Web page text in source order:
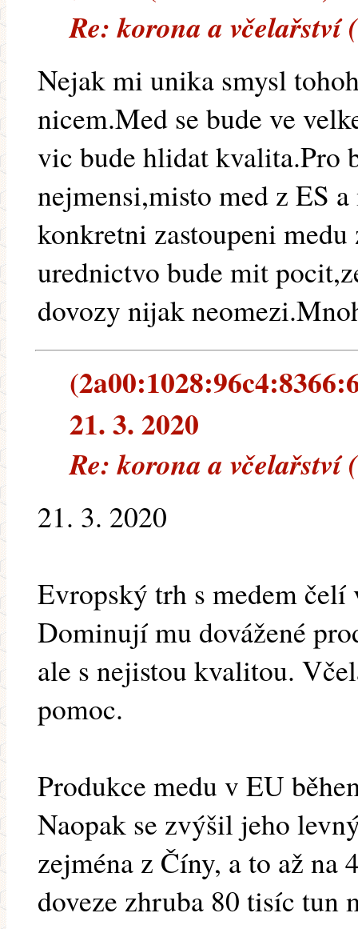
Re: korona a včelařství
Nejak mi unika smysl
nicem.Med se bude ve
vic bude hlidat kvalita.Pro
nejmensi,misto med z ES
konkretni zastoupeni
urednictvo bude mit
dovozy nijak
21. 3. 2020
Re: korona a včelařství
21. 3. 2020
Evropský trh s medem čelí
Dominují mu dovážené
ale s nejistou kvalitou.
pomoc.
Produkce medu v EU
Naopak se zvýšil jeho
zejména z Číny, a to až
doveze zhruba 80 tisíc tun